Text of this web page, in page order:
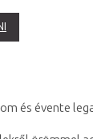
és évente